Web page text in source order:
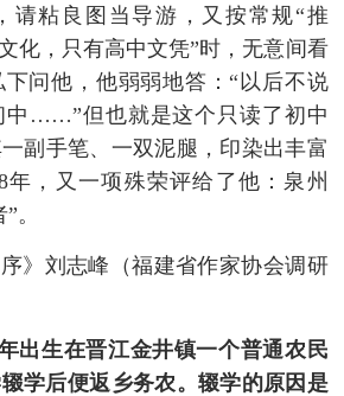
请粘良图当导游，又按常规“推
化，只有高中文凭”时，无意间看
问他，他弱弱地答：“以后不说
中……”但也就是这个只读了初中
副手笔、一双泥腿，印染出丰富
年，又一项殊荣评给了他：泉州
。
》刘志峰（福建省作家协会调研
出生在晋江金井镇一个普通农民
学后便返乡务农。辍学的原因是